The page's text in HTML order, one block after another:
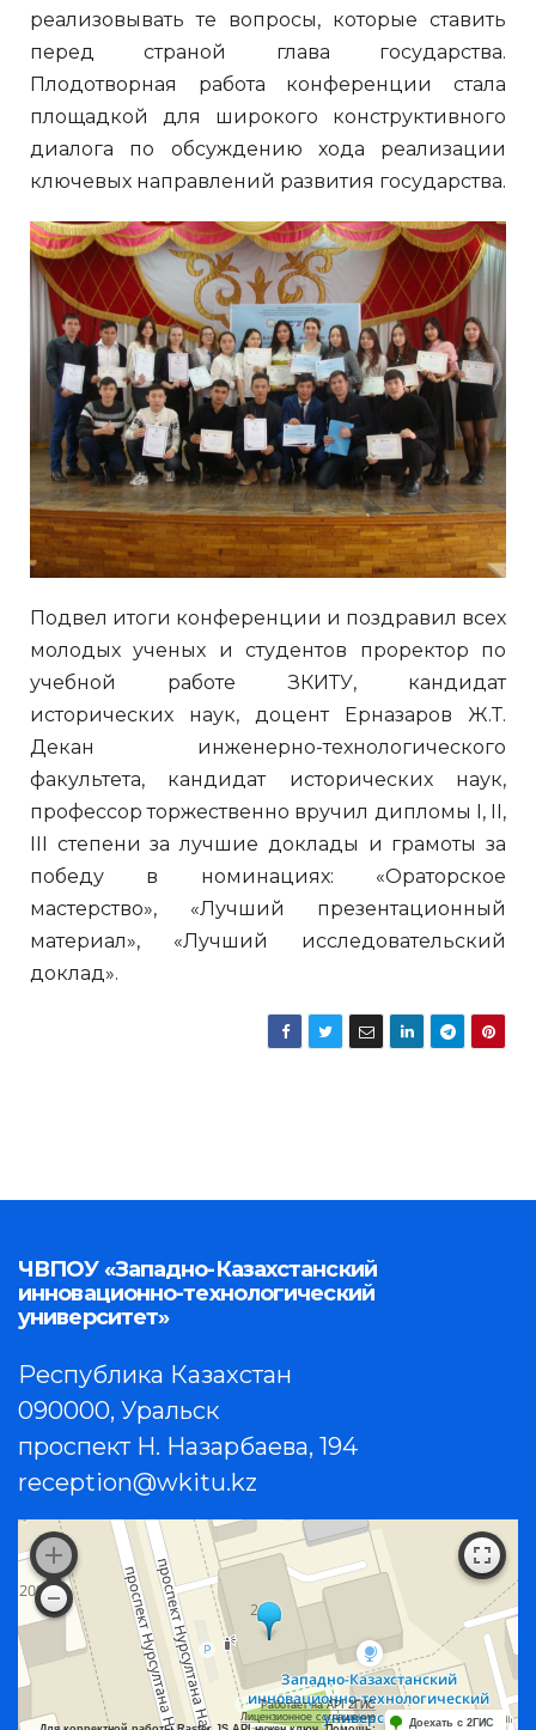
реализовывать те вопросы, которые ставить
перед страной глава государства.
Плодотворная работа конференции стала
площадкой для широкого конструктивного
диалога по обсуждению хода реализации
ключевых направлений развития государства.
Подвел итоги конференции и поздравил всех
молодых ученых и студентов проректор по
учебной работе ЗКИТУ, кандидат
исторических наук, доцент Ерназаров Ж.Т.
Декан инженерно-технологического
факультета, кандидат исторических наук,
профессор торжественно вручил дипломы I, II,
III степени за лучшие доклады и грамоты за
победу в номинациях: «Ораторское
мастерство», «Лучший презентационный
материал», «Лучший исследовательский
доклад».
ЧВПОУ «Западно-Казахстанский
инновационно-технологический
университет»
Республика Казахстан
090000, Уральск
проспект Н. Назарбаева, 194
reception@wkitu.kz
Работает на API 2ГИС
Лицензионное соглашение
Доехать с 2ГИС